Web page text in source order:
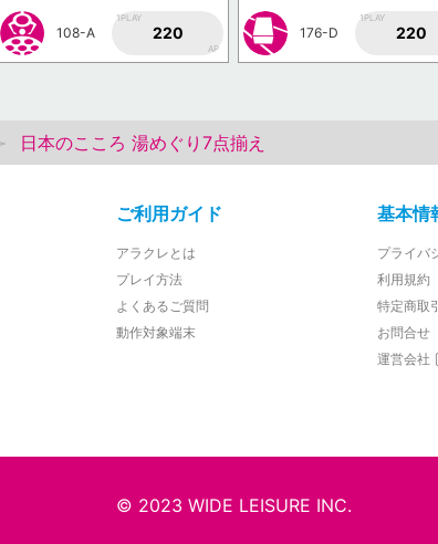
108-A
1PLAY
220
AP
176-D
1PLAY
220
日本のこころ 湯めぐり7点揃え
ご利用ガイド
アラクレとは
プレイ方法
よくあるご質問
動作対象端末
基本情
プライバ
利用規約
特定商取
お問合せ
運営会社
© 2023 WIDE LEISURE INC.